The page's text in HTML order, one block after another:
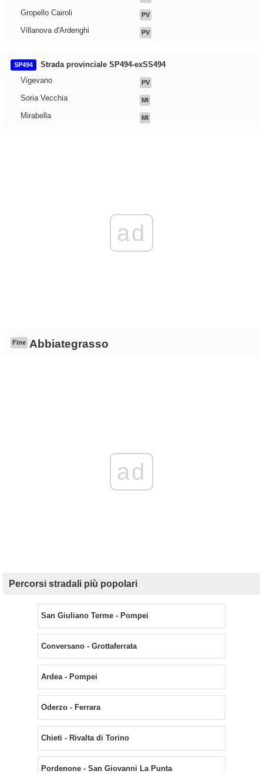
Gropello Cairoli PV
Villanova d'Ardenghi PV
SP494
Strada provinciale SP494-exSS494
Vigevano
PV
Soria Vecchia MI
Mirabella MI
ad
Fine Abbiategrasso
ad
Percorsi stradali più popolari
San Giuliano Terme - Pompei
Conversano - Grottaferrata
Ardea - Pompei
Oderzo - Ferrara
Chieti - Rivalta di Torino
Pordenone - San Giovanni La Punta